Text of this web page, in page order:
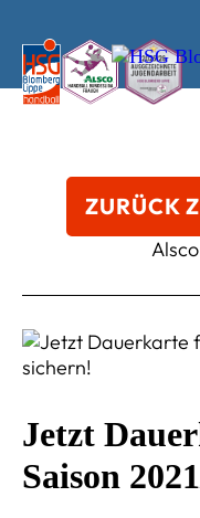
ZURÜCK
Jetzt
Saison